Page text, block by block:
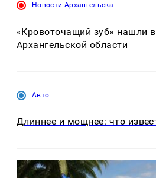
Новости Архангельска
«Кровоточащий зуб» нашли
Архангельской области
Авто
Длиннее и мощнее: что